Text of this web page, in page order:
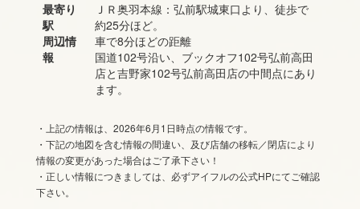
最寄り
駅
周辺情
報
ＪＲ奥羽本線：弘前駅城東口より、徒歩で
約25分ほど。
車で8分ほどの距離
国道102号沿い、ブックオフ102号弘前高田
店と吉野家102号弘前高田店の中間点にあり
ます。
・上記の情報は、2026年6月1日時点の情報です。
・下記の地図を含む情報の間違い、及び店舗の移転／閉店により
情報の変更があった場合はご了承下さい！
・正しい情報につきましては、必ずアイフルの公式HPにてご確認
下さい。